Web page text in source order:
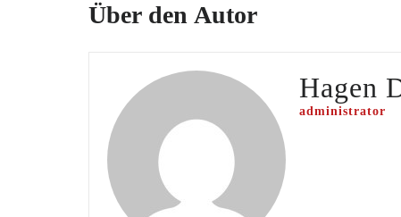
Über den Autor
Hagen
administrator